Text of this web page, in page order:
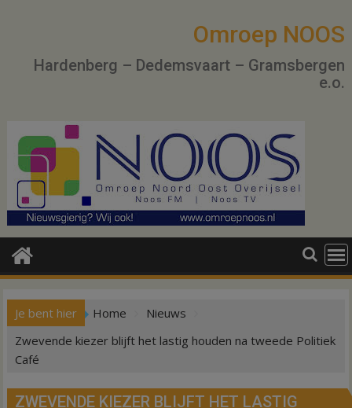
Omroep NOOS
Hardenberg – Dedemsvaart – Gramsbergen
e.o.
Je bent hier Home
Nieuws
Zwevende kiezer blijft het lastig houden na tweede Politiek
Café
ZWEVENDE KIEZER BLIJFT HET LASTIG